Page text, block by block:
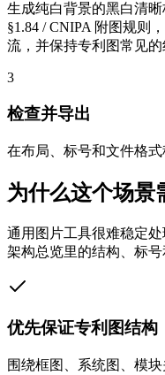
生成纯白背景的黑白清
§1.84 / CNIPA 附图规则
流，并保持专利图常见的
3
检查并导出
在布局、标号和文件格式
为什么这个场景
通用图片工具很难稳定
架构总览里的结构、标号
优先保证专利图结构
围绕框图、系统图、模